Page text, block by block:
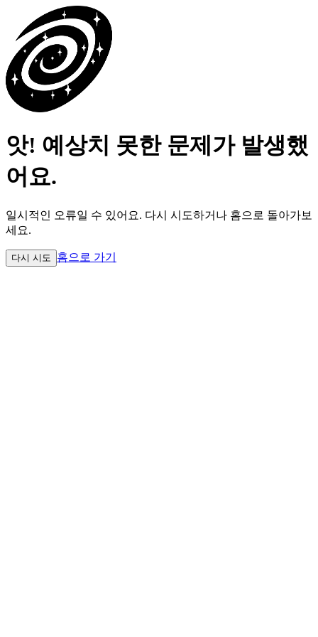
앗! 예상치 못한 문제가 발생했
어요.
일시적인 오류일 수 있어요. 다시 시도하거나 홈으로 돌아가보
세요.
다시 시도 홈으로 가기